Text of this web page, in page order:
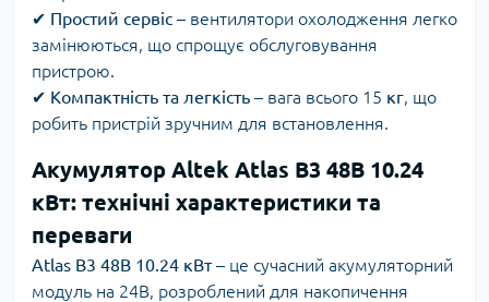
✔ Простий сервіс – вентилятори охолодження легко
замінюються, що спрощує обслуговування
пристрою.
✔ Компактність та легкість – вага всього 15 кг , що
робить пристрій зручним для встановлення.
Акумулятор Altek Atlas B3 48B 10.24
кВт: технічні характеристики та
переваги
Atlas B3 48В 10.24 кВт– це сучасний акумуляторний
модуль на 24В, розроблений для накопичення